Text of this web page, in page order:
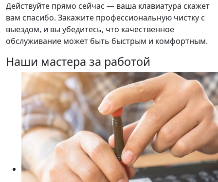
Действуйте прямо сейчас — ваша клавиатура скажет
вам спасибо. Закажите профессиональную чистку с
выездом, и вы убедитесь, что качественное
обслуживание может быть быстрым и комфортным.
Наши мастера за работой